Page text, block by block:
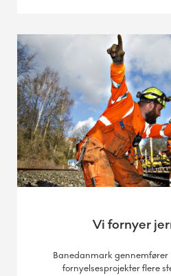
Vi fornyer
Banedanmark gennemfører
fornyelsesprojekter flere